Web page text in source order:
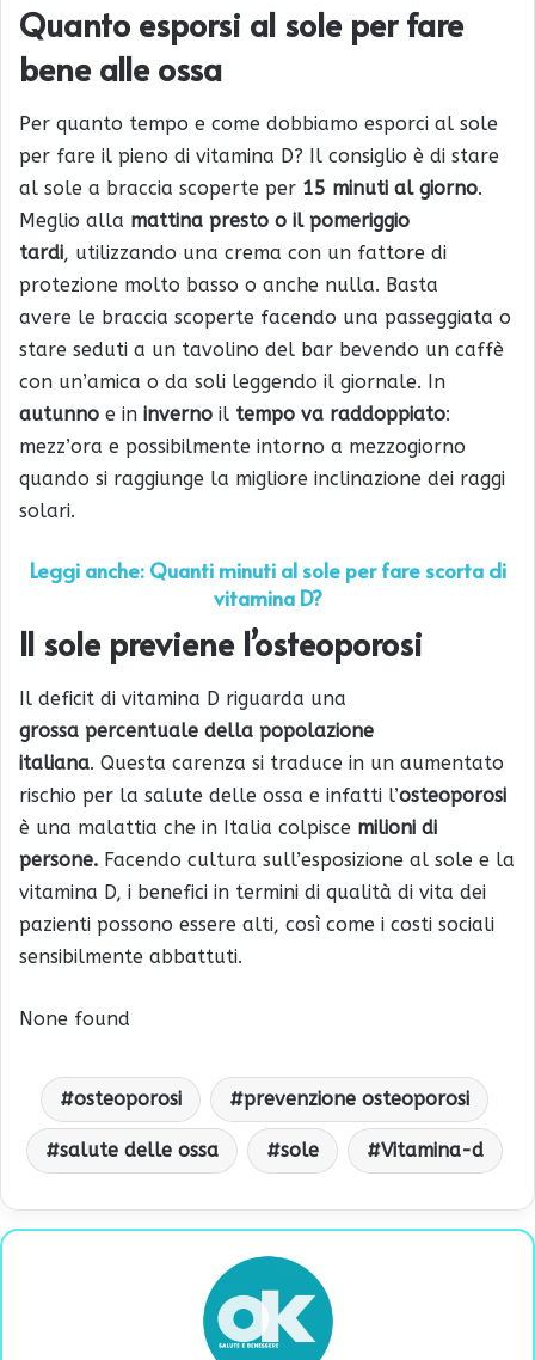
Quanto esporsi al sole per fare
bene alle ossa
Per quanto tempo e come dobbiamo esporci al sole
per fare il pieno di vitamina D? Il consiglio è di stare
al sole a braccia scoperte per 15 minuti al giorno.
Meglio alla mattina presto o il pomeriggio
tardi, utilizzando una crema con un fattore di
protezione molto basso o anche nulla. Basta
avere le braccia scoperte facendo una passeggiata o
stare seduti a un tavolino del bar bevendo un caffè
con un’amica o da soli leggendo il giornale. In
autunno e in inverno il tempo va raddoppiato:
mezz’ora e possibilmente intorno a mezzogiorno
quando si raggiunge la migliore inclinazione dei raggi
solari.
Leggi anche: Quanti minuti al sole per fare scorta di
vitamina D?
Il sole previene l’osteoporosi
Il deficit di vitamina D riguarda una
grossa percentuale della popolazione
italiana. Questa carenza si traduce in un aumentato
rischio per la salute delle ossa e infatti l’osteoporosi
è una malattia che in Italia colpisce milioni di
persone. Facendo cultura sull’esposizione al sole e la
vitamina D, i benefici in termini di qualità di vita dei
pazienti possono essere alti, così come i costi sociali
sensibilmente abbattuti.
None found
osteoporosi prevenzione osteoporosi
salute delle ossa sole Vitamina-d